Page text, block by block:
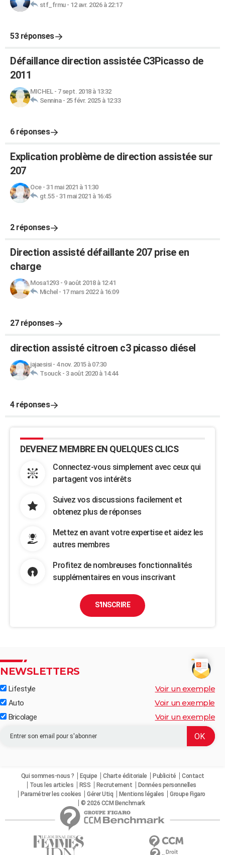
stf_frmu- 12 avr. 2026 à 22:17
53 réponses
Défaillance direction assistée C3Picasso de
2011
MICHEL- 7 sept. 2018 à 13:32
Sennina- 25 févr. 2025 à 12:33
6 réponses
Explication problème de direction assistée sur
207
Oce- 31 mai 2021 à 11:30
gt.55- 31 mai 2021 à 16:45
2 réponses
Direction assisté défaillante 207 prise en
charge
Mosa1293- 9 août 2018 à 12:41
Michel - 17 mars 2022 à 16:09
27 réponses
direction assisté citroen c3 picasso diésel
jajaesisi- 4 nov. 2015 à 07:30
Tsouck- 3 août 2020 à 14:44
4 réponses
DEVENEZ MEMBRE EN QUELQUES CLICS
Connectez-vous simplement avec ceux qui
partagent vos intérêts
Suivez vos discussions facilement et
obtenez plus de réponses
Mettez en avant votre expertise et aidez les
autres membres
Profitez de nombreuses fonctionnalités
supplémentaires en vous inscrivant
S'INSCRIRE
NEWSLETTERS
Lifestyle Voir un exemple
Auto Voir un exemple
Bricolage Voir un exemple
Qui sommes-nous ? Equipe Charte éditoriale Publicité
Contact
Tous les articles
RSS Recrutement
Données personnelles
Paramétrer les cookies
Gérer Utiq Mentions légales
Groupe Figaro
© 2026 CCM Benchmark